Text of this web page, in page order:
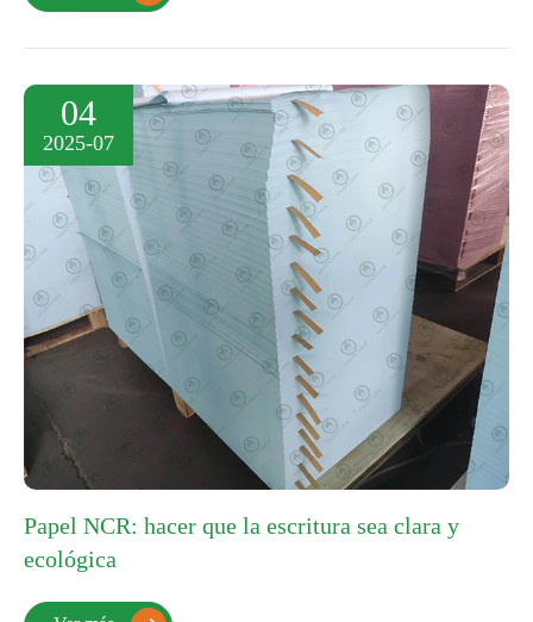
04
2025-07
Papel NCR: hacer que la escritura sea clara y
ecológica